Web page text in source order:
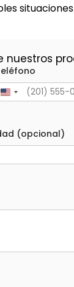
nuestros
(opcional)